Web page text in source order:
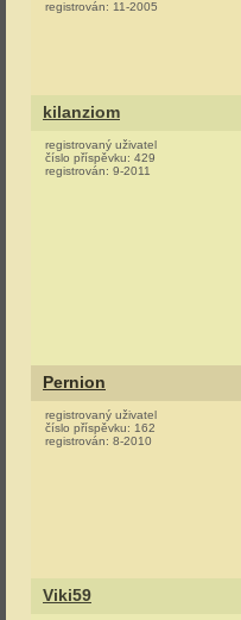
registrován: 11-2005
kilanziom
registrovaný uživatel
číslo příspěvku: 429
registrován: 9-2011
Pernion
registrovaný uživatel
číslo příspěvku: 162
registrován: 8-2010
Viki59